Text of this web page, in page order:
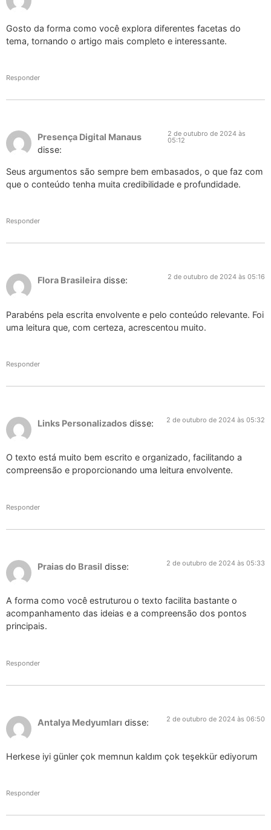
Gosto da forma como você explora diferentes facetas do
tema, tornando o artigo mais completo e interessante.
Responder
Presença Digital Manaus
disse:
2 de outubro de 2024 às
05:12
Seus argumentos são sempre bem embasados, o que faz com
que o conteúdo tenha muita credibilidade e profundidade.
Responder
Flora Brasileira disse: 2 de outubro de 2024 às 05:16
Parabéns pela escrita envolvente e pelo conteúdo relevante. Foi
uma leitura que, com certeza, acrescentou muito.
Responder
Links Personalizados disse: 2 de outubro de 2024 às 05:32
O texto está muito bem escrito e organizado, facilitando a
compreensão e proporcionando uma leitura envolvente.
Responder
Praias do Brasil disse: 2 de outubro de 2024 às 05:33
A forma como você estruturou o texto facilita bastante o
acompanhamento das ideias e a compreensão dos pontos
principais.
Responder
Antalya Medyumları disse: 2 de outubro de 2024 às 06:50
Herkese iyi günler çok memnun kaldım çok teşekkür ediyorum
Responder